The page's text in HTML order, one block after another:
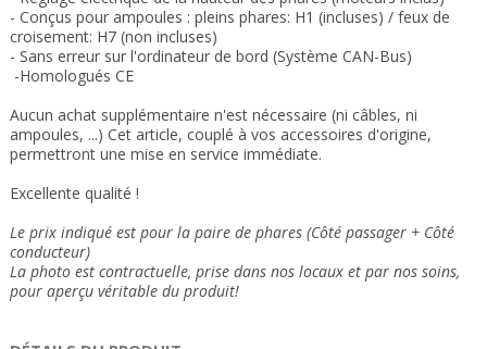
- Conçus pour ampoules : pleins phares: H1 (incluses) / feux de
croisement: H7 (non incluses)
- Sans erreur sur l'ordinateur de bord (Système CAN-Bus)
-Homologués CE
Aucun achat supplémentaire n'est nécessaire (ni câbles, ni
ampoules, ...) Cet article, couplé à vos accessoires d'origine,
permettront une mise en service immédiate.
Excellente qualité !
Le prix indiqué est pour la paire de phares (Côté passager + Côté
conducteur)
La photo est contractuelle, prise dans nos locaux et par nos soins,
pour aperçu véritable du produit!